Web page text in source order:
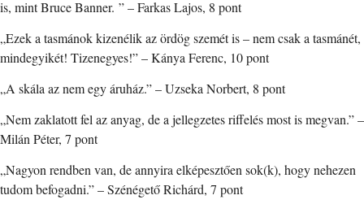
is, mint Bruce Banner. ” – Farkas Lajos, 8 pont
„Ezek a tasmánok kizenélik az ördög szemét is – nem csak a tasmánét,
mindegyikét! Tizenegyes!” – Kánya Ferenc, 10 pont
„A skála az nem egy áruház.” – Uzseka Norbert, 8 pont
„Nem zaklatott fel az anyag, de a jellegzetes riffelés most is megvan.” –
Milán Péter, 7 pont
„Nagyon rendben van, de annyira elképesztően sok(k), hogy nehezen
tudom befogadni.” – Szénégető Richárd, 7 pont